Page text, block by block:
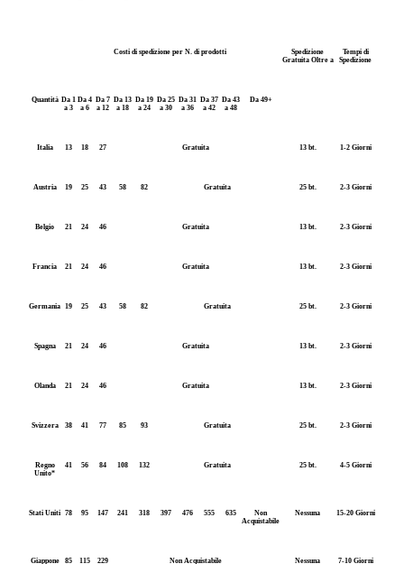
Costi di spedizione per N. di prodotti
Spedizione
Gratuita Oltre a
Tempi di
Spedizione
Quantità Da 1
a 3
Da 4
a 6
Da 7
a 12
Da 13
a 18
Da 19
a 24
Da 25
a 30
Da 31
a 36
Da 37
a 42
Da 43
a 48
Da 49+
Italia 13 18 27 Gratuita 13 bt. 1-2 Giorni
Austria 19 25 43 58 82 Gratuita 25 bt. 2-3 Giorni
Belgio 21 24 46 Gratuita 13 bt. 2-3 Giorni
Francia 21 24 46 Gratuita 13 bt. 2-3 Giorni
Germania 19 25 43 58 82 Gratuita 25 bt. 2-3 Giorni
Spagna 21 24 46 Gratuita 13 bt. 2-3 Giorni
Olanda 21 24 46 Gratuita 13 bt. 2-3 Giorni
Svizzera 38 41 77 85 93 Gratuita 25 bt. 2-3 Giorni
Regno
Unito*
41 56 84 108 132 Gratuita 25 bt. 4-5 Giorni
Stati Uniti 78 95 147 241 318 397 476 555 635
Non
Acquistabile
Nessuna 15-20 Giorni
Giappone 85 115 229 Non Acquistabile Nessuna 7-10 Giorni